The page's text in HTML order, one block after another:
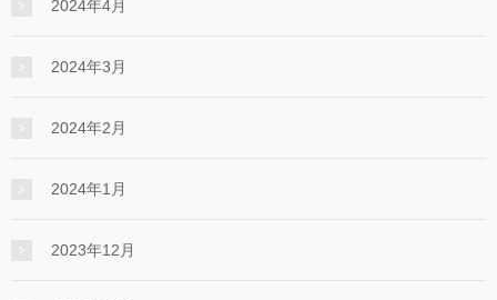
2024年4月
2024年3月
2024年2月
2024年1月
2023年12月